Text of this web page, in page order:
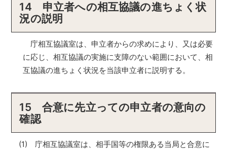
14 申立者への相互協議の進ちょく状
況の説明
庁相互協議室は、申立者からの求めにより、又は必要
に応じ、相互協議の実施に支障のない範囲において、相
互協議の進ちょく状況を当該申立者に説明する。
15 合意に先立っての申立者の意向の
確認
(1) 庁相互協議室は、相手国等の権限ある当局と合意に